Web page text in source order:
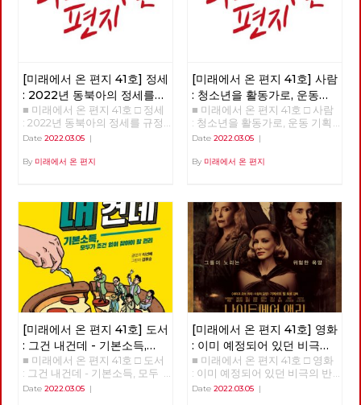
[미래에서 온 편지 41호] 정세
: 2022년 동북아의 정세를
규정하는 네 가지 요인
■ 미래에서 온 편지 41호 □ 정세
: 2022년 동북아의 정세를 규정
하는 네 가지 요인 >>>>>> 업로
Date 2022.03.05 |
By 미래에서 온 편지
[미래에서 온 편지 41호] 사람
: 청소년을 활동가로, 운동
기획자 고유미
■ 미래에서 온 편지 41호 □ 사람
: 청소년을 활동가로, 운동 기획
자 고유미 >>>>>> 업로드 준비
Date 2022.03.05|
By 미래에서 온 편지
[미래에서 온 편지 41호] 도서
: 그건 내건데 - 기본소득,
모두가 차별없이 찾아야 할
권리
■ 미래에서 온 편지 41호 □ 도서
: 그건 내건데 - 기본소득, 모두
가 차별없이 찾아야 할 권리
Date 2022.03.05 |
[미래에서 온 편지 41호] 영화
: 이미 예정되어 있던 비극의
반복 – 나이트메어 앨리
■ 미래에서 온 편지 41호 □ 영화
: 이미 예정되어 있던 비극의 반
복 – 나이트메어 앨리 >>>>>>
Date 2022.03.05|